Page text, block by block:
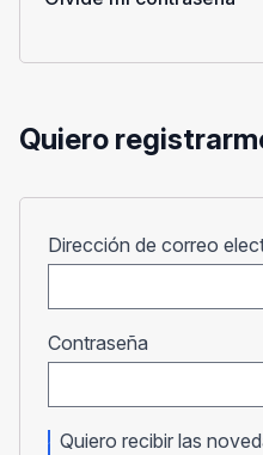
Quiero
Dirección de correo
Contraseña
Quiero recibir las